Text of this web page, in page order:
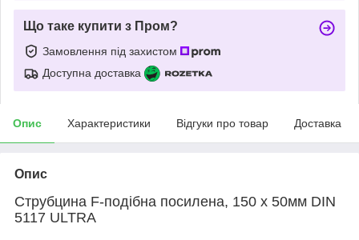
Що таке купити з Пром?
Замовлення під захистом
Доступна доставка
Опис Характеристики Відгуки про товар Доставка
Опис
Струбцина F-подібна посилена, 150 х 50мм DIN
5117 ULTRA